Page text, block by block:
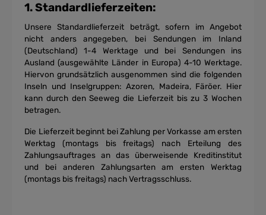
1. Standardlieferzeiten:
Unsere Standardlieferzeit beträgt, sofern im Angebot
nicht anders angegeben, bei Sendungen im Inland
(Deutschland) 1-4 Werktage und bei Sendungen ins
Ausland (ausgewählte Länder in Europa) 4-10 Werktage.
Hiervon grundsätzlich ausgenommen sind die folgenden
Inseln und Inselgruppen: Azoren, Madeira, Färöer. Hier
kann durch den Seeweg die Lieferzeit bis zu 3 Wochen
betragen.
Die Lieferzeit beginnt bei Zahlung per Vorkasse am ersten
Werktag (montags bis freitags) nach Erteilung des
Zahlungsauftrages an das überweisende Kreditinstitut
und bei anderen Zahlungsarten am ersten Werktag
(montags bis freitags) nach Vertragsschluss.